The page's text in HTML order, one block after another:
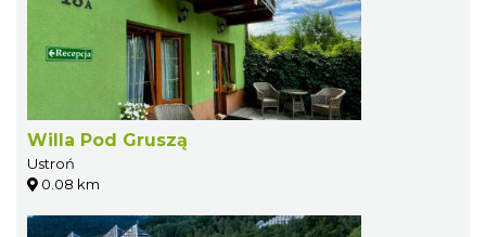
Willa Pod Gruszą
Ustroń
0.08 km